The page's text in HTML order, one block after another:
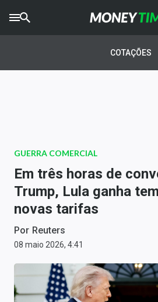
AGROTIMES
Newsletters
Money Trader
Anuncie
Últimas Notícias
Newsletters
Cotações
COTAÇÕES
GUERRA COMERCIAL
Em três horas de
Trump, Lula ganha
novas tarifas
Por Reuters
08 maio 2026, 4:41